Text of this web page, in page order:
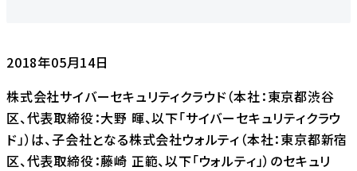
2018年05月14日
株式会社サイバーセキュリティクラウド（本社：東京都渋谷
区、代表取締役：大野 暉、以下「サイバーセキュリティクラウ
ド」）は、子会社となる株式会社ウォルティ（本社：東京都新宿
区、代表取締役：藤崎 正範、以下「ウォルティ」）のセキュリ